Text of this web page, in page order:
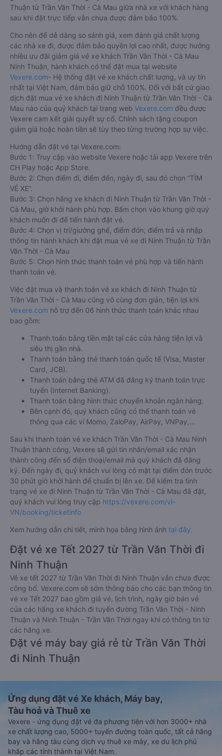
Thuận từ Trần Văn Thời - Cà Mau giữa nhà xe với khách hàng
sau khi đặt trực tiếp vẫn chưa được đảm bảo 100%.
Cho nên để dễ dàng so sánh giá, xem đánh giá chất lượng
các nhà xe đi, được đảm bảo quyền lợi cao nhất, được hưởng
nhiều ưu đãi giảm giá vé xe khách Trần Văn Thời - Cà Mau
Ninh Thuận, hành khách có thể đặt mua tại website
Vexere.com- Hệ thống đặt vé xe khách chất lượng, và uy tín
nhất tại Việt Nam, đảm bảo giữ chỗ 100%. Đối với bất cứ giao
dịch đặt mua vé xe khách đi Ninh Thuận từ Trần Văn Thời - Cà
Mau nào của quý khách tại trang web Vexere.com đều được
Vexere cam kết giải quyết sự cố. Chính sách tặng coupon
giảm giá hoặc hoàn tiền sẽ tùy theo từng trường hợp sự việc.
Hướng dẫn đặt vé tại Vexere.com:
Bước 1: Truy cập vào website Vexere hoặc tải app Vexere trên
CH Play hoặc App Store.
Bước 2: Chọn điểm đi, điểm đến, ngày đi, sau đó chọn “TÌM
VÉ XE”.
Bước 3: Chọn hãng xe khách đi Ninh Thuận từ Trần Văn Thời -
Cà Mau, giờ khởi hành phù hợp. Bấm chọn vào khung giờ quý
khách muốn đi để tiến hành đặt vé.
Bước 4: Chọn vị trí/giường ghế, điểm đón, điểm trả và nhập
thông tin hành khách khi đặt mua vé xe đi Ninh Thuận từ Trần
Văn Thời - Cà Mau
Bước 5: Chọn hình thức thanh toán vé phù hợp và tiến hành
thanh toán vé.
Việc đặt mua và thanh toán vé xe khách đi Ninh Thuận từ
Trần Văn Thời - Cà Mau cũng vô cùng đơn giản, tiện lợi khi
Vexere.com hỗ trợ đến 06 hình thức thanh toán khác nhau
bao gồm:
Thanh toán bằng tiền mặt tại các cửa hàng tiện lợi và
siêu thị gần nhà.
Thanh toán bằng thẻ thanh toán quốc tế (Visa, Master
Card, JCB).
Thanh toán bằng thẻ ATM đã đăng ký thanh toán trực
tuyến (Internet Banking).
Thanh toán bằng hình thức chuyển khoản ngân hàng.
Bên cạnh đó, quý khách cũng có thể thanh toán vé
thông qua các ví Momo, ZaloPay, AirPay, VNPay,…
Sau khi thanh toán vé xe khách Trần Văn Thời - Cà Mau Ninh
Thuận thành công, Vexere sẽ gửi tin nhắn/email xác nhận
thành công đến số điện thoại/email mà quý khách đã đăng
ký. Đến ngày đi, quý khách vui lòng có mặt tại điểm đón trước
30 phút giờ khởi hành để chuẩn bị lên xe. Để kiểm tra tình
trạng vé xe đi Ninh Thuận từ Trần Văn Thời - Cà Mau đã đặt,
quý khách vui lòng truy cập https://vexere.com/vi-
VN/booking/ticketinfo
Xem hướng dẫn chi tiết, minh họa bằng hình ảnh tại đây.
Đặt vé xe Tết 2027 từ Trần Văn Thời đi
Ninh Thuận
Vé xe tết 2027 từ Trần Văn Thời đi Ninh Thuận vẫn chưa được
công bố. Vexere.com sẽ sớm thông báo cho các bạn thông tin
vé xe Tết 2027 bao gồm giá vé, lịch trình, ngày giờ bán vé
của các hãng xe khách đi tuyến đường Trần Văn Thời - Ninh
Thuận và Ninh Thuận - Trần Văn Thời ngay khi có thông tin từ
các hãng xe.
Đặt vé máy bay giá rẻ từ Trần Văn Thời
đi Ninh Thuận
Ứng dụng đặt vé Xe khách, Máy bay,
Tàu hoả và Thuê xe
Vexere - ứng dụng đặt vé đa phương tiện với hơn 3000+ nhà
xe chất lượng cao, 5000+ tuyến đường toàn quốc, tất cả hãng
bay và hãng tàu cùng dịch vụ thuê xe máy, xe du lịch phủ
khắp các tỉnh thành tại Việt Nam.